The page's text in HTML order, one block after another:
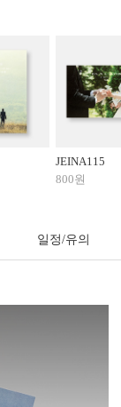
JEINA115
800원
일정/유의